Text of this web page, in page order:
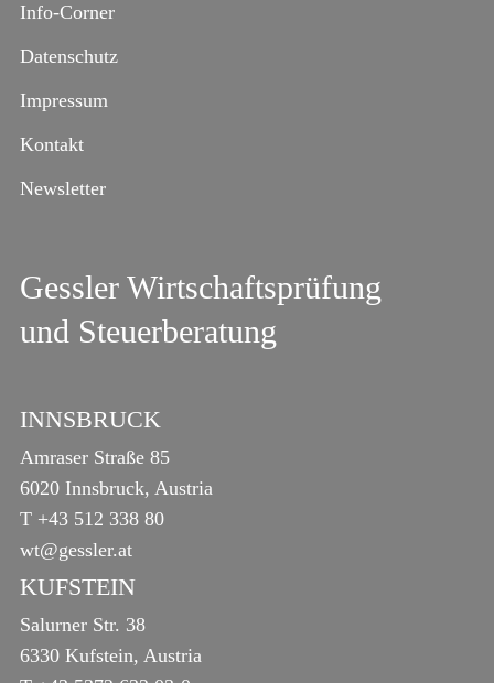
Info-Corner
Datenschutz
Impressum
Kontakt
Newsletter
Gessler Wirtschaftsprüfung
und Steuerberatung
INNSBRUCK
Amraser Straße 85
6020 Innsbruck, Austria
T +43 512 338 80
wt@gessler.at
KUFSTEIN
Salurner Str. 38
6330 Kufstein, Austria